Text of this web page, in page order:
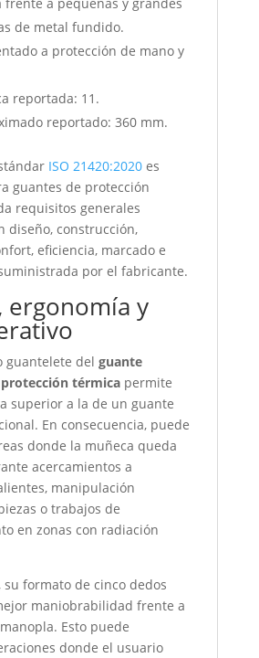
frente a pequeñas y grandes
de metal fundido.
a protección de mano y
reportada: 11.
reportado: 360 mm.
ISO 21420:2020es
guantes de protección
requisitos generales
diseño, construcción,
eficiencia, marcado e
por el fabricante.
ergonomía y
guantelete del guante
térmicapermite
superior a la de un guante
En consecuencia, puede
donde la muñeca queda
acercamientos a
manipulación
o trabajos de
en zonas con radiación
su formato de cinco dedos
maniobrabilidad frente a
Esto puede
donde el usuario